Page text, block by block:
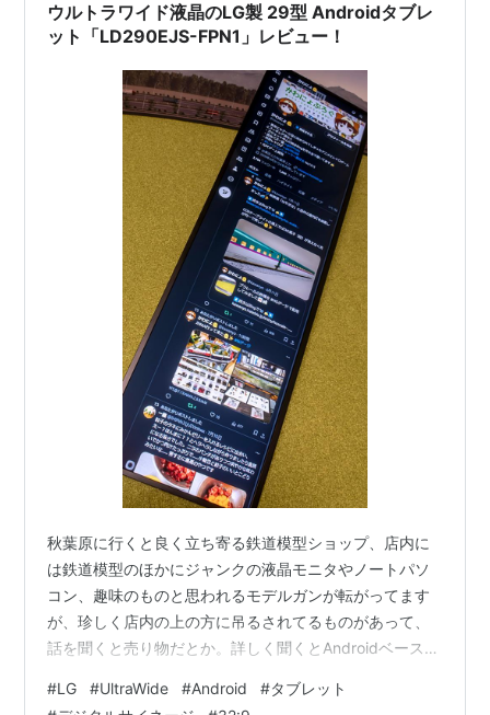
ウルトラワイド液晶のLG製 29型 Androidタブレ
ット「LD290EJS-FPN1」レビュー！
秋葉原に行くと良く立ち寄る鉄道模型ショップ、店内に
は鉄道模型のほかにジャンクの液晶モニタやノートパソ
コン、趣味のものと思われるモデルガンが転がってます
が、珍しく店内の上の方に吊るされてるものがあって、
話を聞くと売り物だとか。詳しく聞くとAndroidベースの
搭載していて、極秘ルートで仕入れたから5000円との
#LG #UltraWide #Android #タブレット